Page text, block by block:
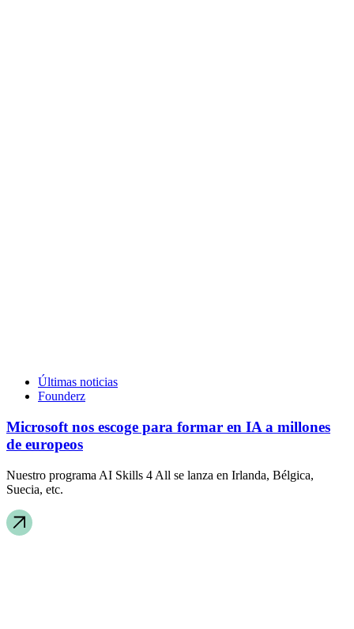
Últimas noticias
Founderz
Microsoft nos escoge para formar en IA a millones
de europeos
Nuestro programa AI Skills 4 All se lanza en Irlanda, Bélgica,
Suecia, etc.